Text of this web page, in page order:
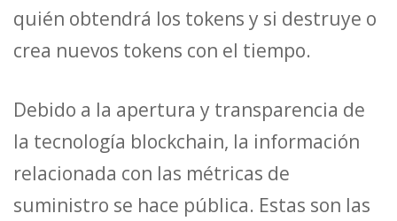
quién obtendrá los tokens y si destruye o
crea nuevos tokens con el tiempo.
Debido a la apertura y transparencia de
la tecnología blockchain, la información
relacionada con las métricas de
suministro se hace pública. Estas son las